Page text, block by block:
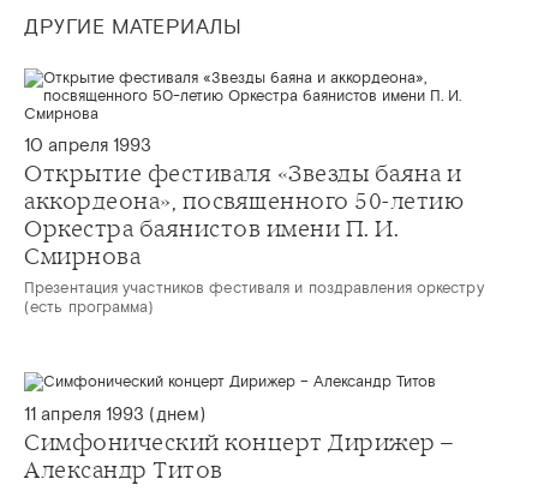
ДРУГИЕ МАТЕРИАЛЫ
10 апреля 1993
Открытие фестиваля «Звезды баяна и
аккордеона», посвященного 50-летию
Оркестра баянистов имени П. И.
Смирнова
Презентация участников фестиваля и поздравления оркестру
(есть программа)
11 апреля 1993 (днем)
Симфонический концерт Дирижер –
Александр Титов